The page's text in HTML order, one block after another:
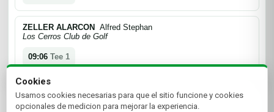
ZELLER ALARCON
Alfred Stephan
Los Cerros Club de Golf
09:06 Tee 1
Cookies
Usamos cookies necesarias para que el sitio funcione y cookies
opcionales de medicion para mejorar la experiencia.